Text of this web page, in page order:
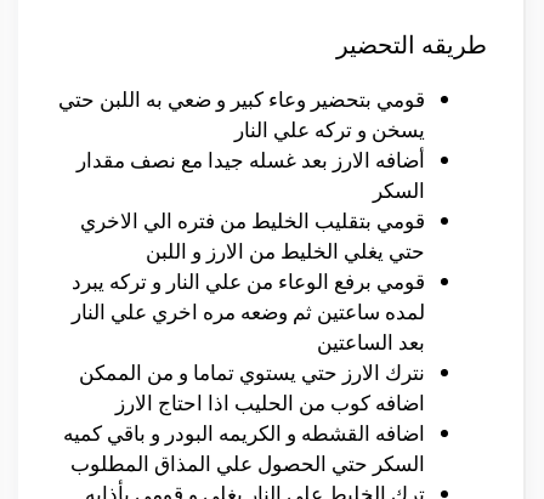
طريقه التحضير
قومي بتحضير وعاء كبير و ضعي به اللبن حتي
يسخن و تركه علي النار
أضافه الارز بعد غسله جيدا مع نصف مقدار
السكر
قومي بتقليب الخليط من فتره الي الاخري
حتي يغلي الخليط من الارز و اللبن
قومي برفع الوعاء من علي النار و تركه يبرد
لمده ساعتين ثم وضعه مره اخري علي النار
بعد الساعتين
نترك الارز حتي يستوي تماما و من الممكن
اضافه كوب من الحليب اذا احتاج الارز
اضافه القشطه و الكريمه البودر و باقي كميه
السكر حتي الحصول علي المذاق المطلوب